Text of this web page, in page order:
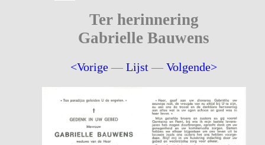
Ter herinnering
Gabrielle Bauwens
<Vorige —Lijst —Volgende>